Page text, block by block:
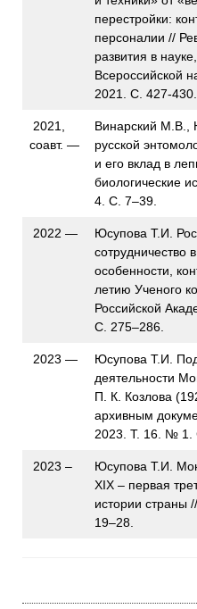
перестройки:
персоналии //
развития в
Всероссийской
2021. С. 427-430.
2021,
соавт. —
Винарский М.В.,
русской
и его вклад в
биологические
4. С. 7–39.
2022 —
Юсупова Т.И.
сотрудничество
особенности,
летию Ученого
Российской
С. 275–286.
2023 —
Юсупова Т.И.
деятельности
П. К. Козлова
архивным
2023. Т. 16. № 1.
2023 –
Юсупова Т.И.
XIX – первая
истории страны
19–28.